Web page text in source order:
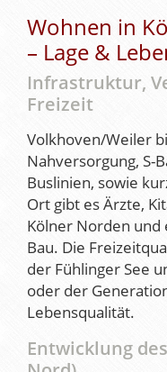
Wohnen in
– Lage &
Infrastruktur,
Freizeit
Volkhoven/Weiler
Nahversorgung, S-
Buslinien, sowie
Ort gibt es Ärzte,
Kölner Norden und
Bau. Die
der Fühlinger See
oder der
Lebensqualität.
Entwicklung